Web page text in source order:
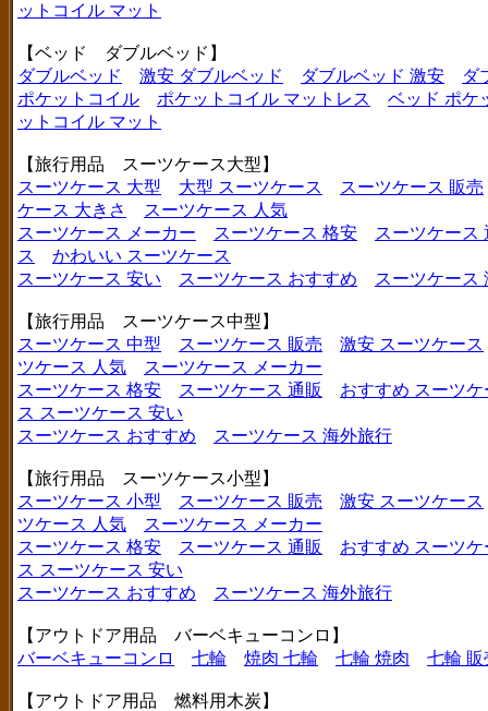
ットコイル マット
【ベッド ダブルベッド】
ダブルベッド
激安 ダブルベッド ダブルベッド 激安
ダ
ポケットコイル
ポケットコイル マットレス
ベッド ポケ
ットコイル マット
【旅行用品 スーツケース大型】
スーツケース 大型
大型 スーツケース
スーツケース 販売
ケース 大きさ
スーツケース 人気
スーツケース メーカー
スーツケース 格安
スーツケース
ス
かわいい スーツケース
スーツケース 安い
スーツケース おすすめ スーツケース
【旅行用品 スーツケース中型】
スーツケース 中型
スーツケース 販売
激安 スーツケース
ツケース 人気
スーツケース メーカー
スーツケース 格安
スーツケース 通販
おすすめ スーツケ
ス スーツケース 安い
スーツケース おすすめ
スーツケース 海外旅行
【旅行用品 スーツケース小型】
スーツケース 小型
スーツケース 販売
激安 スーツケース
ツケース 人気
スーツケース メーカー
スーツケース 格安
スーツケース 通販
おすすめ スーツケ
ス スーツケース 安い
スーツケース おすすめ
スーツケース 海外旅行
【アウトドア用品 バーベキューコンロ】
バーベキューコンロ
七輪 焼肉 七輪 七輪 焼肉 七輪 販
【アウトドア用品 燃料用木炭】